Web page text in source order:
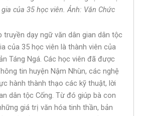
của 35 học viên. Ảnh: Văn Chức
truyền dạy ngữ văn dân gian dân tộc
của 35 học viên là thành viên của
Táng Ngá. Các học viên đã được
tin huyện Nậm Nhùn, các nghệ
hành thành thạo các kỹ thuật, lời
dân tộc Cống. Từ đó giúp bà con
giá trị văn hóa tinh thần, bản